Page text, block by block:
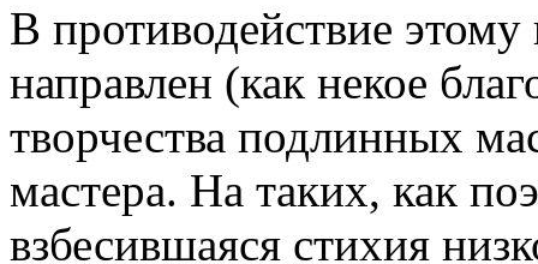
В противодействие
направлен (как некое
творчества подлинных
мастера. На таких, как
взбесившаяся стихия